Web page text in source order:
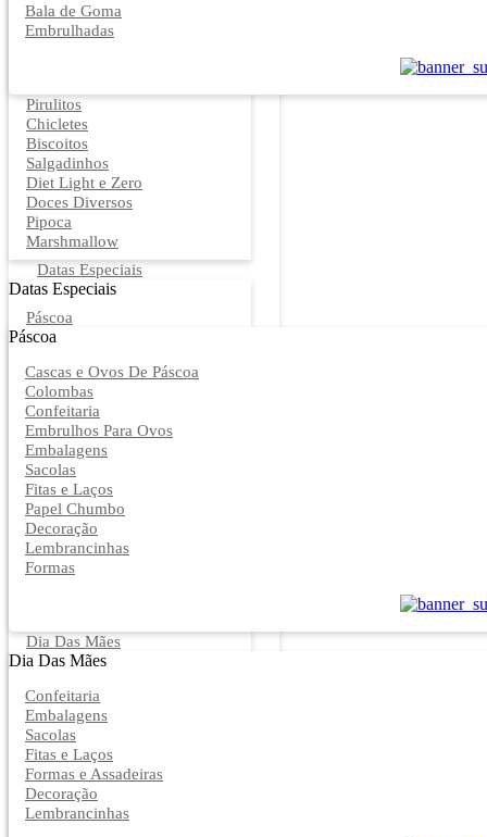
Bala de Goma
Embrulhadas
Pirulitos
Chicletes
Biscoitos
Salgadinhos
Diet Light e Zero
Doces Diversos
Pipoca
Marshmallow
Datas Especiais
Datas Especiais
Páscoa
Páscoa
Cascas e Ovos De Páscoa
Colombas
Confeitaria
Embrulhos Para Ovos
Embalagens
Sacolas
Fitas e Laços
Papel Chumbo
Decoração
Lembrancinhas
Formas
Dia Das Mães
Dia Das Mães
Confeitaria
Embalagens
Sacolas
Fitas e Laços
Formas e Assadeiras
Decoração
Lembrancinhas